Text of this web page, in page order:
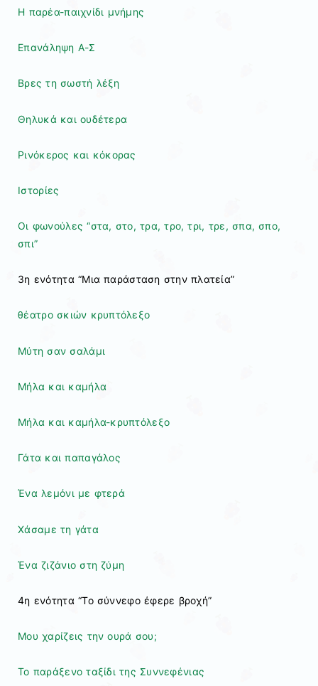
Η παρέα-παιχνίδι μνήμης
Επανάληψη Α-Σ
Βρες τη σωστή λέξη
Θηλυκά και ουδέτερα
Ρινόκερος και κόκορας
Ιστορίες
Οι φωνούλες “στα, στο, τρα, τρο, τρι, τρε, σπα, σπο,
σπι”
3η ενότητα “Μια παράσταση στην πλατεία”
θέατρο σκιών κρυπτόλεξο
Μύτη σαν σαλάμι
Μήλα και καμήλα
Μήλα και καμήλα-κρυπτόλεξο
Γάτα και παπαγάλος
Ένα λεμόνι με φτερά
Χάσαμε τη γάτα
Ένα ζιζάνιο στη ζύμη
4η ενότητα “Το σύννεφο έφερε βροχή”
Μου χαρίζεις την ουρά σου;
Το παράξενο ταξίδι της Συννεφένιας